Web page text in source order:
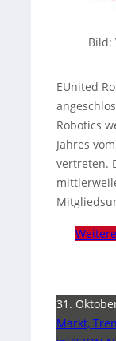
Bild:
EUnited
Robotics
Jahres
vertreten.
31.
Markt,